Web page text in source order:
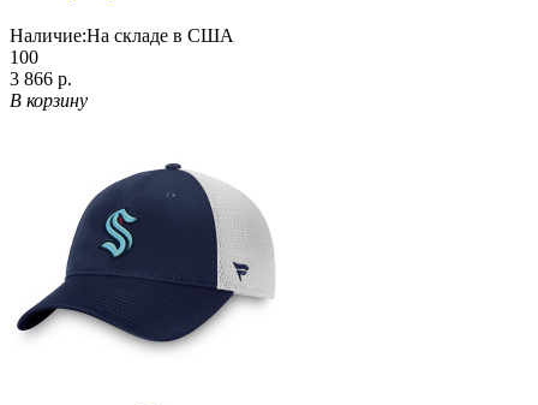
Наличие:На складе в США
100
3 866 р.
В корзину